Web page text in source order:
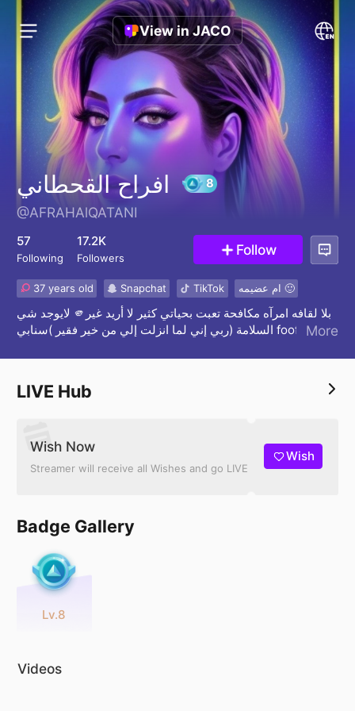
View in JACO
افراح القحطاني
@AFRAHAlQATANI
57
Following
17.2K
Followers Follow
37 years old Snapchat TikTok ام عضيمه 🙂
لايوجد شي 🫵بلا لقافه امرآه مكافحة تعبت بحياتي كثير لا أريد غير
السلامة (ربي إني لما انزلت إلي من خير فقير )سنابي foofh-aMore
LIVE Hub
Wish Now
Streamer will receive all Wishes and go LIVE
Wish
Badge Gallery
Lv.8
Videos